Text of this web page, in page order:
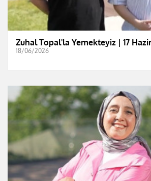
Zuhal Topal'la Yemekteyiz | 17
18/06/2026